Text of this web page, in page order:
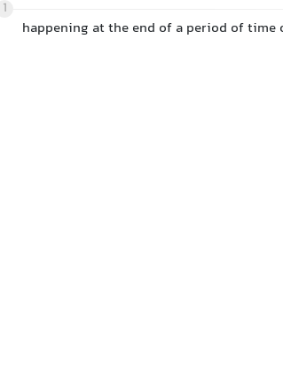
1
happening at the end of a period of time